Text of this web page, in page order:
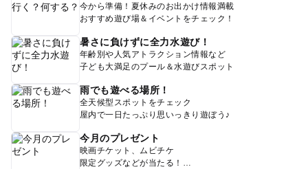
今から準備！夏休みのお出かけ情報満載
おすすめ遊び場＆イベントをチェック！
暑さに負けずに全力水遊び！
年齢別や人気アトラクション情報など
子ども大満足のプール＆水遊びスポット
雨でも遊べる場所！
全天候型スポットをチェック
屋内で一日たっぷり思いっきり遊ぼう♪
今月のプレゼント
映画チケット、ムビチケ
限定グッズなどが当たる！